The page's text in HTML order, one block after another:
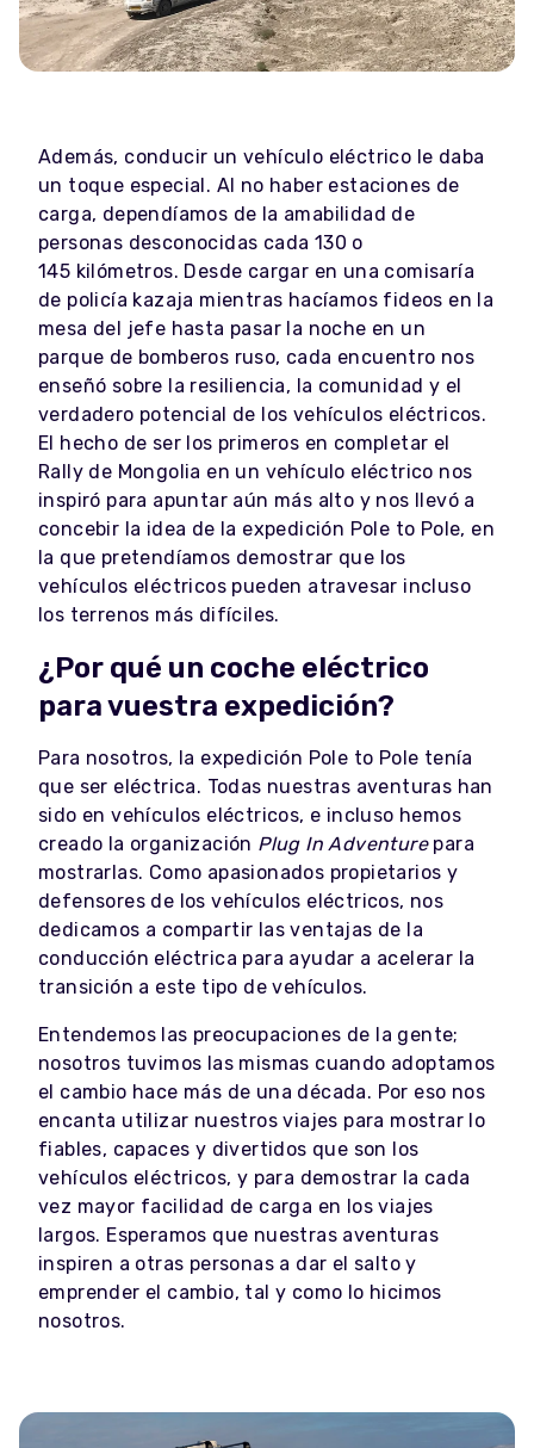
Además, conducir un vehículo eléctrico le daba
un toque especial. Al no haber estaciones de
carga, dependíamos de la amabilidad de
personas desconocidas cada 130 o
145 kilómetros. Desde cargar en una comisaría
de policía kazaja mientras hacíamos fideos en la
mesa del jefe hasta pasar la noche en un
parque de bomberos ruso, cada encuentro nos
enseñó sobre la resiliencia, la comunidad y el
verdadero potencial de los vehículos eléctricos.
El hecho de ser los primeros en completar el
Rally de Mongolia en un vehículo eléctrico nos
inspiró para apuntar aún más alto y nos llevó a
concebir la idea de la expedición Pole to Pole, en
la que pretendíamos demostrar que los
vehículos eléctricos pueden atravesar incluso
los terrenos más difíciles.
¿Por qué un coche eléctrico
para vuestra expedición?
Para nosotros, la expedición Pole to Pole tenía
que ser eléctrica. Todas nuestras aventuras han
sido en vehículos eléctricos, e incluso hemos
creado la organización Plug In Adventurepara
mostrarlas. Como apasionados propietarios y
defensores de los vehículos eléctricos, nos
dedicamos a compartir las ventajas de la
conducción eléctrica para ayudar a acelerar la
transición a este tipo de vehículos.
Entendemos las preocupaciones de la gente;
nosotros tuvimos las mismas cuando adoptamos
el cambio hace más de una década. Por eso nos
encanta utilizar nuestros viajes para mostrar lo
fiables, capaces y divertidos que son los
vehículos eléctricos, y para demostrar la cada
vez mayor facilidad de carga en los viajes
largos. Esperamos que nuestras aventuras
inspiren a otras personas a dar el salto y
emprender el cambio, tal y como lo hicimos
nosotros.